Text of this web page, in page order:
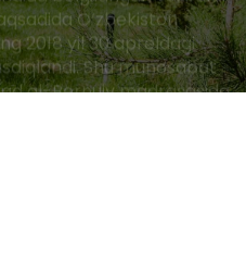
2018 yil 30 apreldagi
Shu munosabat
al-Bernuiy madrasasida
“Qur’oni karim va tajvid”